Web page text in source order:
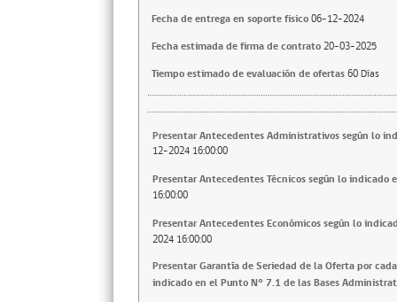
Fecha de entrega en soporte fisico06-12-2024
Fecha estimada de firma de contrato20-03-2025
Tiempo estimado de evaluación de ofertas60 Días
Presentar Antecedentes Administrativos según lo
12-2024 16:00:00
Presentar Antecedentes Técnicos según lo indicado
16:00:00
Presentar Antecedentes Económicos según lo
2024 16:00:00
Presentar Garantía de Seriedad de la Oferta por
indicado en el Punto N° 7.1 de las Bases